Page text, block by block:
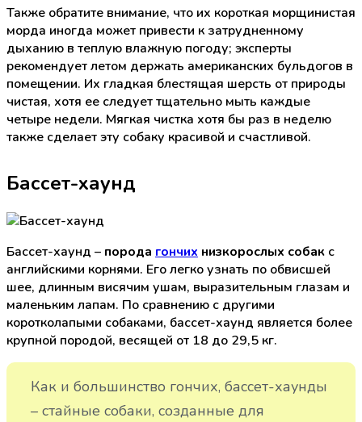
Также обратите внимание, что их короткая морщинистая
морда иногда может привести к затрудненному
дыханию в теплую влажную погоду; эксперты
рекомендует летом держать американских бульдогов в
помещении. Их гладкая блестящая шерсть от природы
чистая, хотя ее следует тщательно мыть каждые
четыре недели. Мягкая чистка хотя бы раз в неделю
также сделает эту собаку красивой и счастливой.
Бассет-хаунд
Бассет-хаунд – порода гончих низкорослых собак с
английскими корнями. Его легко узнать по обвисшей
шее, длинным висячим ушам, выразительным глазам и
маленьким лапам. По сравнению с другими
коротколапыми собаками, бассет-хаунд является более
крупной породой, весящей от 18 до 29,5 кг.
Как и большинство гончих, бассет-хаунды
– стайные собаки, созданные для